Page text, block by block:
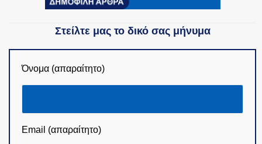
Στείλτε μας το δικό σας μήνυμα
Όνομα (απαραίτητο)
Email (απαραίτητο)